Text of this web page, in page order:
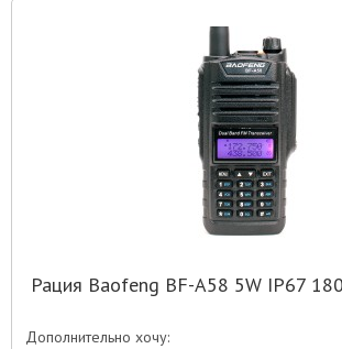
Рация Baofeng BF-A58 5W IP67
Дополнительно хочу: